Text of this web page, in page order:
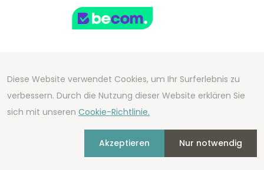
Copyright 2026 We Can Do Better Online BV
Development by2mprove- Content by
2eurogedenkmunzen.de
Diese Website verwendet Cookies, um Ihr Surferlebnis zu
verbessern. Durch die Nutzung dieser Website erklären Sie
sich mit unseren Cookie-Richtlinie.
Akzeptieren Nur notwendig